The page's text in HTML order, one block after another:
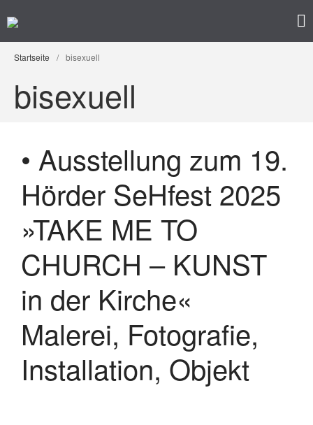
Salon« – Grafik, Malerei,
Skulptur
• Ausstellung zum 19. Hörder
SeHfest 2025 »TAKE ME TO
CHURCH – KUNST in der
Startseite / bisexuell
bisexuell
• Ausstellung zum 19.
Hörder SeHfest 2025
»TAKE ME TO
CHURCH – KUNST
in der Kirche«
Malerei, Fotografie,
Installation, Objekt